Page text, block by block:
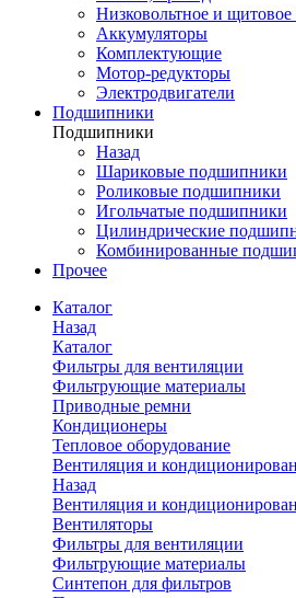
Низковольтное и щитовое
Аккумуляторы
Комплектующие
Мотор-редукторы
Электродвигатели
Подшипники
Подшипники
Назад
Шариковые подшипники
Роликовые подшипники
Игольчатые подшипники
Цилиндрические
Комбинированные
Прочее
Каталог
Назад
Каталог
Фильтры для вентиляции
Фильтрующие материалы
Приводные ремни
Кондиционеры
Тепловое оборудование
Вентиляция и
Назад
Вентиляция и
Вентиляторы
Фильтры для вентиляции
Фильтрующие материалы
Синтепон для фильтров